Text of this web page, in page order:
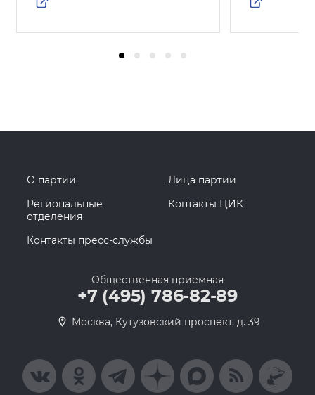
О партии
Лица партии
Региональные
отделения
Контакты ЦИК
Контакты пресс-службы
Общественная приемная
+7 (495) 786-82-89
Москва, Кутузовский проспект, д. 39